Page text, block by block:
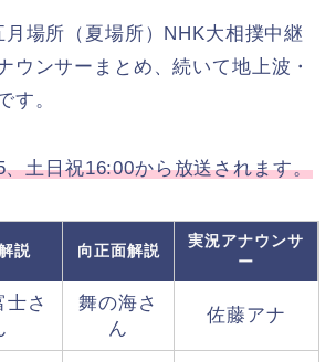
場所（夏場所）NHK大相撲中継
ウンサーまとめ、続いて地上波・
す。
土日祝16:00から放送されます。
説 向正面解説
実況アナウンサ
ー
士さ
舞の海さ
ん
佐藤アナ